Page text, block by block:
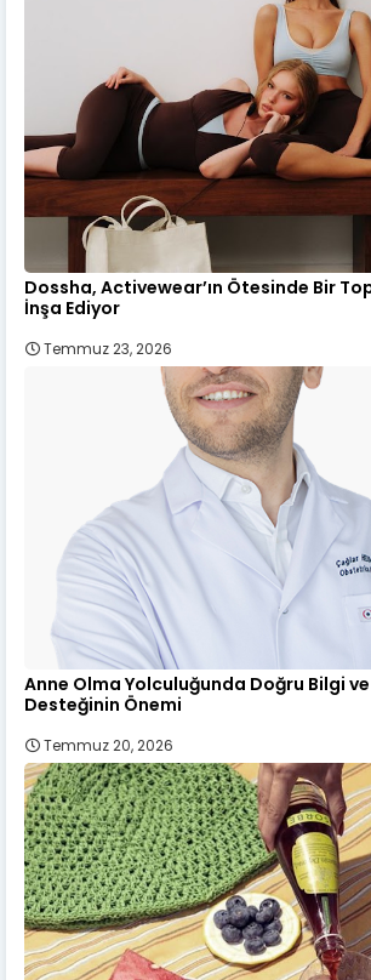
Dossha, Activewear’ın Ötesinde Bir
İnşa Ediyor
Temmuz 23, 2026
Anne Olma Yolculuğunda Doğru Bilgi
Desteğinin Önemi
Temmuz 20, 2026